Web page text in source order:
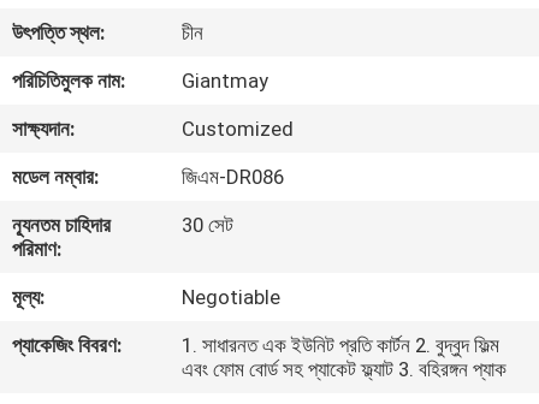
আমাদের
সম্পর্কে
কারখানা
ভ্রমণ
মান
নিয়ন্ত্রণ
উৎপত্তি স্থল:
চীন
পরিচিতিমুলক নাম:
Giantmay
সাক্ষ্যদান:
Customized
মডেল নম্বার:
জিএম-DR086
ন্যূনতম চাহিদার
পরিমাণ:
30 সেট
মূল্য:
Negotiable
প্যাকেজিং বিবরণ:
1. সাধারনত এক ইউনিট প্রতি কার্টন 2. বুদ্বুদ ফিল্ম
এবং ফোম বোর্ড সহ প্যাকেট ফ্ল্যাট 3. বহিরঙ্গন প্যাক